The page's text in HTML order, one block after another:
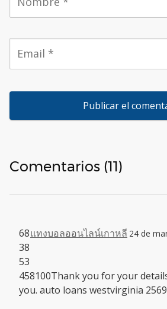
Comentarios (11)
แทงบอลออนไลน์เกาหลี 24 de
68
38
53
458100Thank you for your
you. auto loans westvirginia